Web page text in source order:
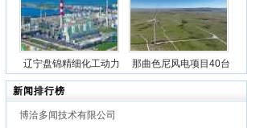
号机组透平机冲转一次
成功
动100万千瓦/400万千瓦
时电源侧储能电站成功
并网
辽宁盘锦精细化工动力
站项目5台锅炉全部点火
成功
那曲色尼风电项目40台
新闻排行榜
博洽多闻技术有限公司